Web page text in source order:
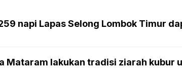
napi Lapas Selong Lombok Timur
Mataram lakukan tradisi ziarah kubur